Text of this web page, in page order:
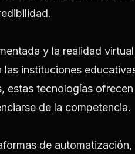
y la realidad
instituciones
estas tecnologías
de la competencia.
de